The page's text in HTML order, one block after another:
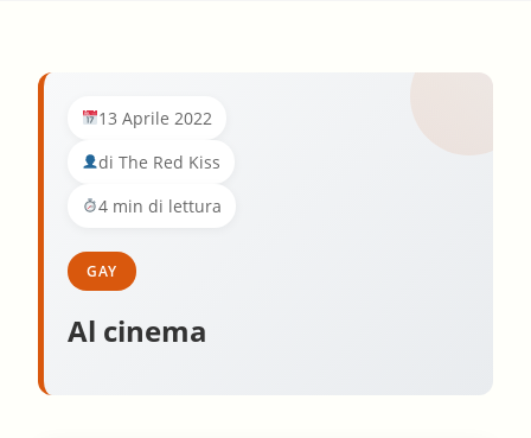
13 Aprile 2022
di The Red Kiss
4 min di lettura
GAY
Al cinema